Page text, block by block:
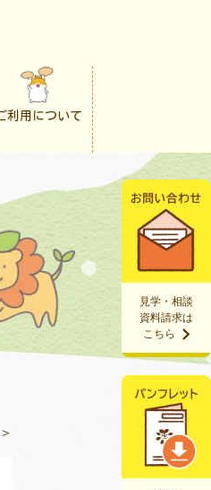
利用について
見学・相談
資料請求は
こちら